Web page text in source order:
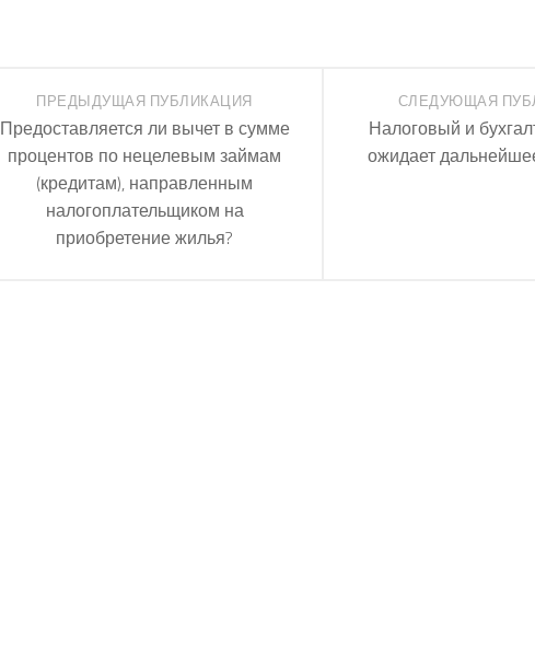
СЛЕДУЮЩАЯ
Налоговый и
ожидает
ПРЕДЫДУЩАЯ ПУБЛИКАЦИЯ
Предоставляется ли вычет в сумме
процентов по нецелевым займам
(кредитам), направленным
налогоплательщиком на
приобретение жилья?